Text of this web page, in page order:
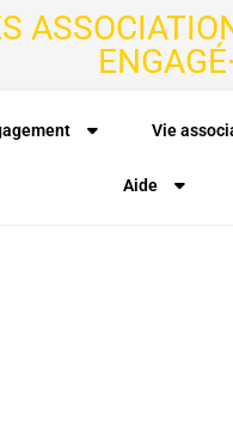
Vie
Aide